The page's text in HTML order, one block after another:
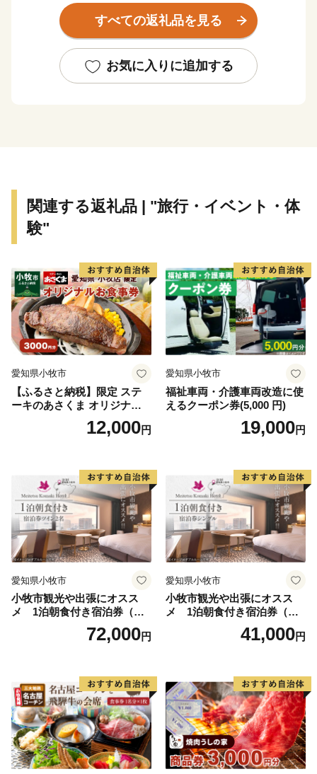
【くだまつ 地名の由来】～降星伝説～
基づき「星が降（くだ）った松～降り松」から下松の地
名につながったと言われています。
・お礼の品は、下松市外にお住まいの方に限りお届けし
ます。
ります。
・お礼の品を受け取ることによる経済的利益について
は、一時所得に該当します。
・一回の寄附につき、お礼の品は最大10品までお選びい
ただけます。
・お礼の品の写真はイメージです。
■ワンストップ特例申請
・令和4年10月14日より、オンラインでのワンストップ
特例申請が可能になりました。
ご利用の際は、「自治体マイページ」にアカウントを作
体マイページは、株式会社シフトセブンコンサルティン
グが提供するサービスです。
※引き続き、郵送による申請も可能です。
・ワンストップ特例申請書は、ご希望の場合受領書と一
緒に送付していますが、直ちにご利用の場合、
ご自身でワンストップ特例申請される場合は申請書をダ
ウンロードしてください。
https://img.furusato-
tax.jp/img/x/city/files/35207/onestop_shinsei_55_5.pdf
イネックスに委託しています。≫
▼手続き、お礼の品、お申込みについてのお問い合わせ
サイネックスふるさと納税センター
〒515-0045
三重県松阪市駅部田町101
すべての返礼品を見る
お気に入りに追加する
関連する返礼品 | "旅行・イベント・体
験"
愛知県小牧市
【ふるさと納税】限定 ステ
ーキのあさくま オリジナル
お食事券 3000円 お好きなメ
ニュー 好きなだけ コーンス
県 小牧店 小牧市 チケット 送
料無料
12,000円
愛知県小牧市
福祉車両・介護車両改造に使
えるクーポン券(5,000 円)
19,000円
愛知県小牧市
小牧市観光や出張にオスス
メ 1泊朝食付き宿泊券（ツ
72,000円
愛知県小牧市
小牧市観光や出張にオスス
メ 1泊朝食付き宿泊券（シ
41,000円